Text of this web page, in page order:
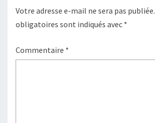
Votre adresse e-mail ne sera pas publiée.
obligatoires sont indiqués avec *
Commentaire *